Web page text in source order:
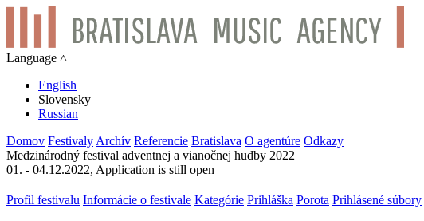
Language ˄
English
Slovensky
Russian
Domov Festivaly Archív Referencie Bratislava O agentúre Odkazy
Medzinárodný festival adventnej a vianočnej hudby 2022
01. - 04.12.2022, Application is still open
Profil festivalu Informácie o festivale Kategórie Prihláška Porota Prihlásené súbory